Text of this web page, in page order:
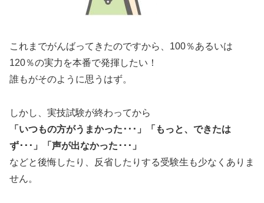
これまでがんばってきたのですから、100％あるいは
120％の実力を本番で発揮したい！
誰もがそのように思うはず。
しかし、実技試験が終わってから
「いつもの方がうまかった･･･」「もっと、できたは
ず･･･」「声が出なかった･･･」
などと後悔したり、反省したりする受験生も少なくありま
せん。